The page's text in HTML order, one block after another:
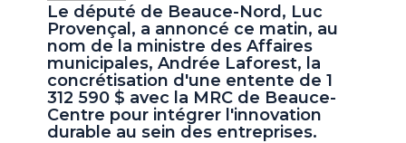
Le député de Beauce-Nord, Luc
Provençal, a annoncé ce matin, au
nom de la ministre des Affaires
municipales, Andrée Laforest, la
concrétisation d'une entente de 1
312 590 $ avec la MRC de Beauce-
Centre pour intégrer l'innovation
durable au sein des entreprises.